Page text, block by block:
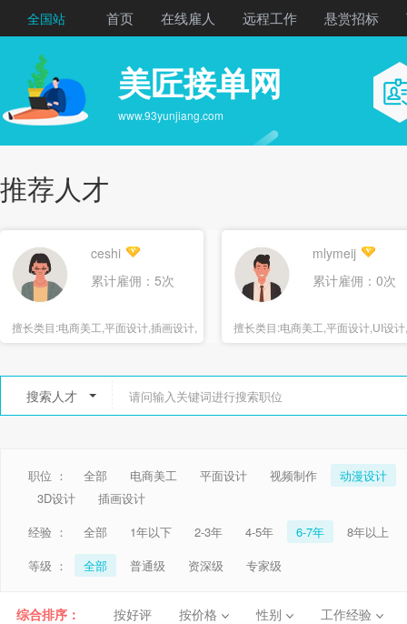
全国站 首页 在线雇人 远程工作 悬赏招标
美匠接单网
www.93yunjiang.com
推荐人才
ceshi
累计雇佣：5次
擅长类目:电商美工,平面设计,插画设计,
海报设计
mlymeij
累计雇佣：0次
擅长类目:电商美工,平面设计,UI设
报设计
搜索人才
职位 ： 全部 电商美工 平面设计 视频制作
动漫设计
3D设计
插画设计
经验 ：
全部 1年以下 2-3年 4-5年 6-7年
8年以上
等级 ：
全部 普通级 资深级 专家级
综合排序： 按好评 按价格 性别 工作经验